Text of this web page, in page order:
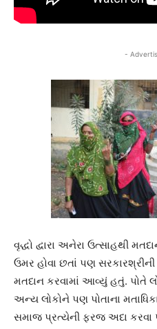
-
વૃદ્ધો દ્વારા અનેરા ઉત્સાહથી
ઉમર હોવા છતાં પણ
મતદાન કરવામાં આવ્યું હતું. પોતે
અન્ય લોકોને પણ પોતાના
સમાજ પ્રત્યેની ફરજ અદા કરવા